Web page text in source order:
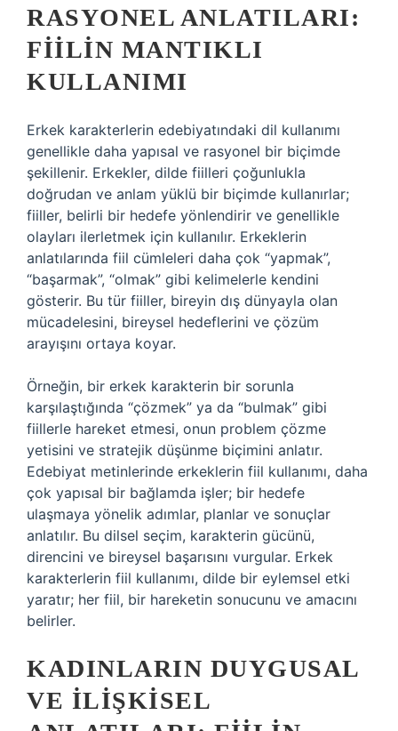
RASYONEL ANLATILARI:
FIILIN MANTIKLI
KULLANIMI
Erkek karakterlerin edebiyatındaki dil kullanımı
genellikle daha yapısal ve rasyonel bir biçimde
şekillenir. Erkekler, dilde fiilleri çoğunlukla
doğrudan ve anlam yüklü bir biçimde kullanırlar;
fiiller, belirli bir hedefe yönlendirir ve genellikle
olayları ilerletmek için kullanılır. Erkeklerin
anlatılarında fiil cümleleri daha çok “yapmak”,
“başarmak”, “olmak” gibi kelimelerle kendini
gösterir. Bu tür fiiller, bireyin dış dünyayla olan
mücadelesini, bireysel hedeflerini ve çözüm
arayışını ortaya koyar.
Örneğin, bir erkek karakterin bir sorunla
karşılaştığında “çözmek” ya da “bulmak” gibi
fiillerle hareket etmesi, onun problem çözme
yetisini ve stratejik düşünme biçimini anlatır.
Edebiyat metinlerinde erkeklerin fiil kullanımı, daha
çok yapısal bir bağlamda işler; bir hedefe
ulaşmaya yönelik adımlar, planlar ve sonuçlar
anlatılır. Bu dilsel seçim, karakterin gücünü,
direncini ve bireysel başarısını vurgular. Erkek
karakterlerin fiil kullanımı, dilde bir eylemsel etki
yaratır; her fiil, bir hareketin sonucunu ve amacını
belirler.
KADINLARIN DUYGUSAL
VE İLIŞKISEL